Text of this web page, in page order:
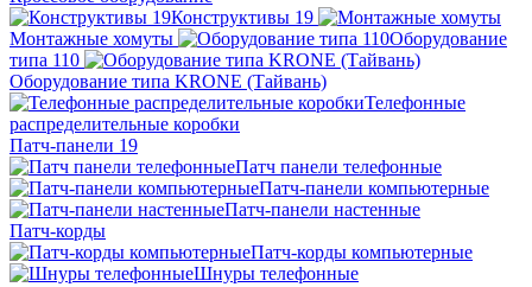
Конструктивы 19
Монтажные хомуты
Оборудование
типа 110
Оборудование типа KRONE (Тайвань)
Телефонные
распределительные коробки
Патч-панели 19
Патч панели телефонные
Патч-панели компьютерные
Патч-панели настенные
Патч-корды
Патч-корды компьютерные
Шнуры телефонные